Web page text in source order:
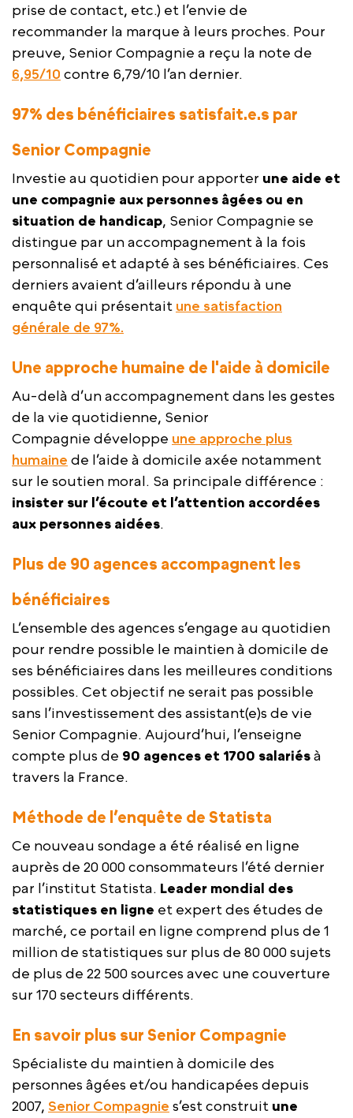
prise de contact, etc.) et l’envie de
recommander la marque à leurs proches. Pour
preuve, Senior Compagnie a reçu la note de
6,95/10 contre 6,79/10 l’an dernier.
97% des bénéficiaires satisfait.e.s par
Senior Compagnie
Investie au quotidien pour apporter une aide et
une compagnie aux personnes âgées ou en
situation de handicap, Senior Compagnie se
distingue par un accompagnement à la fois
personnalisé et adapté à ses bénéficiaires. Ces
derniers avaient d’ailleurs répondu à une
enquête qui présentait une satisfaction
générale de 97%.
Une approche humaine de l'aide à domicile
Au-delà d’un accompagnement dans les gestes
de la vie quotidienne, Senior
Compagnie développe une approche plus
humaine de l’aide à domicile axée notamment
sur le soutien moral. Sa principale différence :
insister sur l’écoute et l’attention accordées
aux personnes aidées.
Plus de 90 agences accompagnent les
bénéficiaires
L’ensemble des agences s’engage au quotidien
pour rendre possible le maintien à domicile de
ses bénéficiaires dans les meilleures conditions
possibles. Cet objectif ne serait pas possible
sans l’investissement des assistant(e)s de vie
Senior Compagnie. Aujourd’hui, l’enseigne
compte plus de 90 agences et 1700 salariésà
travers la France.
Méthode de l’enquête de Statista
Ce nouveau sondage a été réalisé en ligne
auprès de 20 000 consommateurs l’été dernier
par l’institut Statista. Leader mondial des
statistiques en ligne et expert des études de
marché, ce portail en ligne comprend plus de 1
million de statistiques sur plus de 80 000 sujets
de plus de 22 500 sources avec une couverture
sur 170 secteurs différents.
En savoir plus sur Senior Compagnie
Spécialiste du maintien à domicile des
personnes âgées et/ou handicapées depuis
2007, Senior Compagnie s’est construit une